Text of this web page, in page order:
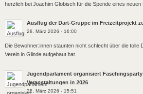
herzlich bei Joachim Globisch für die Spende eines neuen
Ausflug der Dart-Gruppe im Freizeitprojekt
28. März 2026 - 16:00
Die Bewohner:innen staunten nicht schlecht über die tolle
Verein in Glinde aufgebaut hat.
Jugendparlament organisiert
Veranstaltungen in 2026
28. März 2026 - 15:51